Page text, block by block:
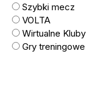
Szybki mecz
VOLTA
Wirtualne Kluby
Gry treningowe